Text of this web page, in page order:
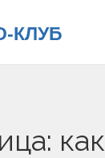
как